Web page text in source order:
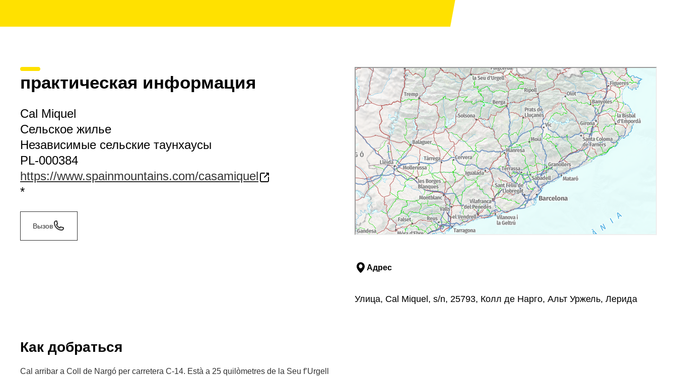
практическая информация
Cal Miquel
Сельское жилье
Независимые сельские таунхаусы
PL-000384
https://www.spainmountains.com/casamiquel
*
Вызов
Адрес
Улица, Cal Miquel, s/n, 25793, Колл де Нарго, Альт Уржель, Лерида
Как добраться
Cal arribar a Coll de Nargó per carretera C-14. Està a 25 quilòmetres de la Seu f’Urgell